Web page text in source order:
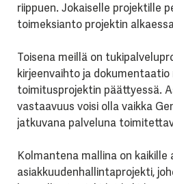
riippuen. Jokaiselle projektille
toimeksianto projektin
Toisena meillä on
kirjeenvaihto ja dokumentaatio
toimitusprojektin päättyessä.
vastaavuus voisi olla vaikka
jatkuvana palveluna
Kolmantena mallina on
asiakkuudenhallintaprojekti,